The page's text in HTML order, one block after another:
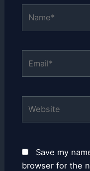
Save my
browser for the